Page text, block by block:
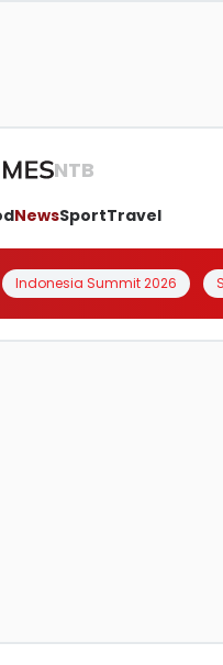
NTB
NewsSportTravel
Indonesia Summit 2026